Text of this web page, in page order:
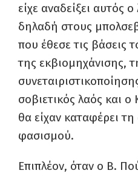
είχε αναδείξει αυτός
δηλαδή στους
που έθεσε τις βάσεις
της εκβιομηχάνισης,
σοβιετικός λαός και ο
θα είχαν καταφέρει
φασισμού.
Επιπλέον, όταν ο Β.